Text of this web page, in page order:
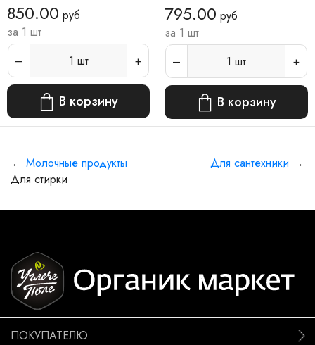
850.00 руб
за 1 шт
1 шт
В корзину
795.00 руб
за 1 шт
1 шт
В корзину
← Молочные продукты Для сантехники →
Для стирки
ПОКУПАТЕЛЮ